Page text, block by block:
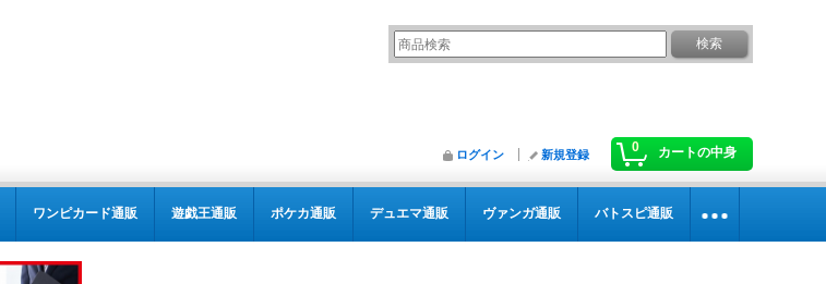
0 カートの中身
ログイン 新規登録
ワンピカード通販 遊戯王通販 ポケカ通販 デュエマ通販 ヴァンガ通販 バトスピ通販